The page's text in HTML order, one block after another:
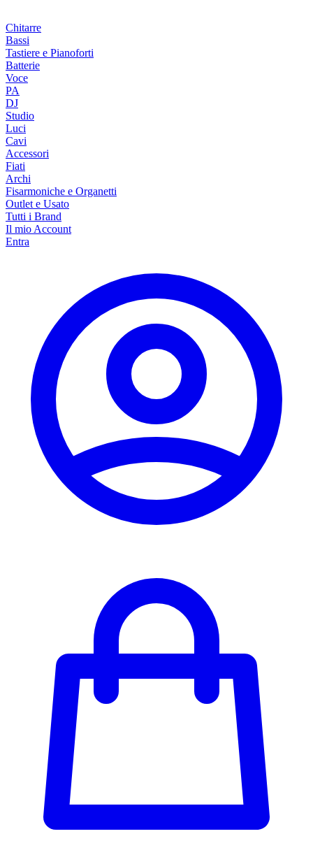
Chitarre
Bassi
Tastiere e Pianoforti
Batterie
Voce
PA
DJ
Studio
Luci
Cavi
Accessori
Fiati
Archi
Fisarmoniche e Organetti
Outlet e Usato
Tutti i Brand
Il mio Account
Entra